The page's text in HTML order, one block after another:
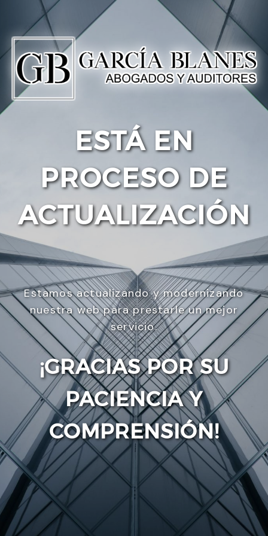
ESTÁ EN
PROCESO DE
ACTUALIZACIÓN
Estamos actualizando y modernizando
nuestra web para prestarle un mejor
servicio.
¡GRACIAS POR SU
PACIENCIA Y
COMPRENSIÓN!
Enviar